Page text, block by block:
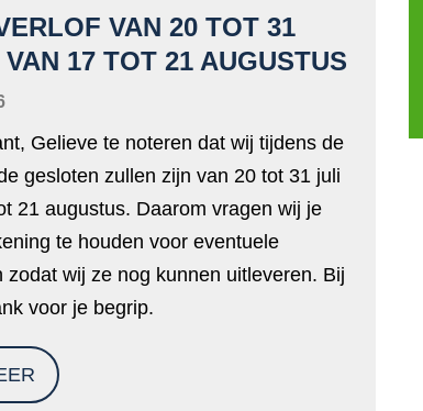
VAN 20 TOT 31
17 TOT 21 AUGUSTUS
Gelieve te noteren dat wij tijdens de
gesloten zullen zijn van 20 tot 31 juli
21 augustus. Daarom vragen wij je
te houden voor eventuele
zodat wij ze nog kunnen uitleveren. Bij
voor je begrip.